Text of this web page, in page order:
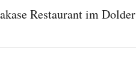
Restaurant im